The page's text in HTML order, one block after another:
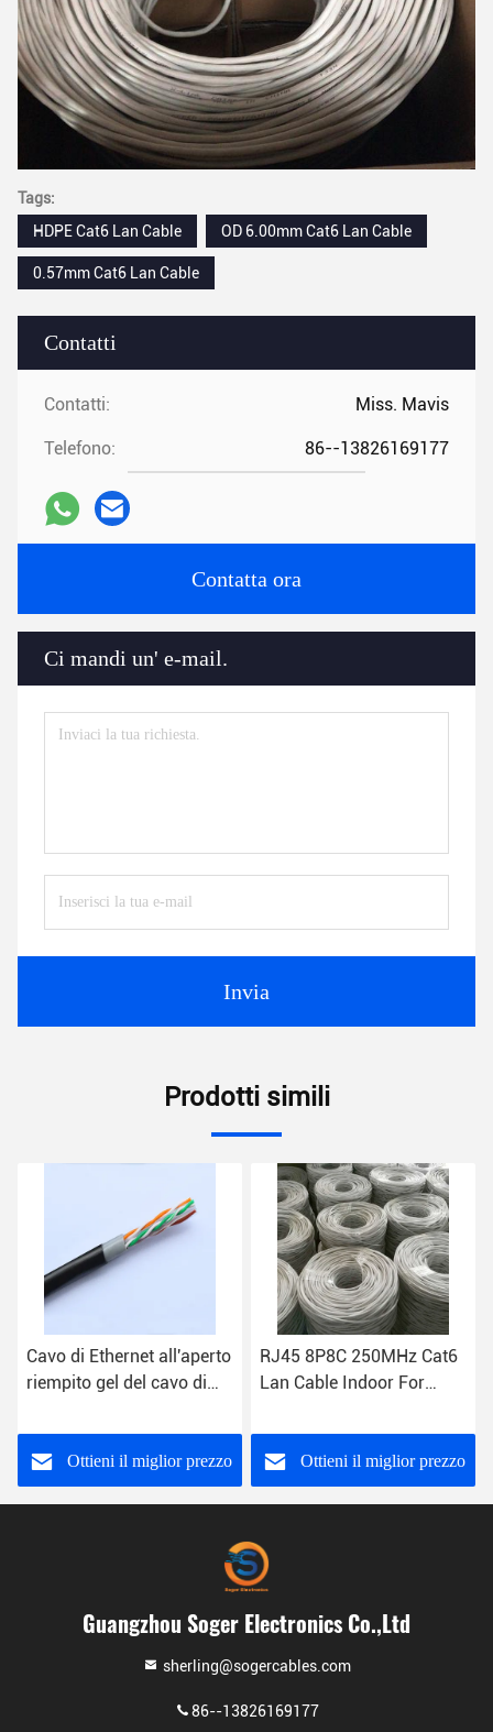
Contatti
Contatti: Miss. Mavis
Telefono: 86--13826169177
Contatta ora
Ci mandi un' e-mail.
Invia
Tags:
HDPE Cat6 Lan Cable
OD 6.00mm Cat6 Lan Cable
0.57mm Cat6 Lan Cable
Prodotti simili
Cavo di Ethernet all'aperto
riempito gel del cavo di
Rj45
Ottieni il miglior prezzo
RJ45 8P8C 250MHz Cat6
Lan Cable Indoor For
Ottieni il miglior prezzo
Guangzhou Soger Electronics Co.,Ltd
sherling@sogercables.com
86--13826169177